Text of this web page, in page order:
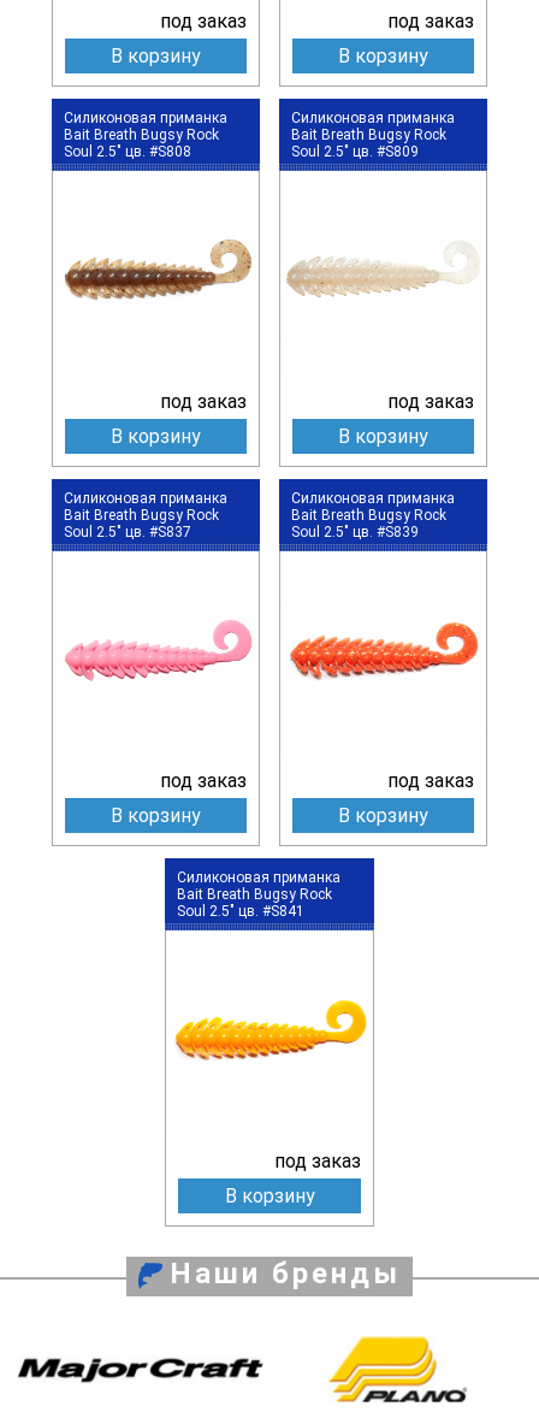
под заказ
В корзину
под заказ
В корзину
Силиконовая приманка
Bait Breath Bugsy Rock
Soul 2.5" цв. #S808
под заказ
В корзину
Силиконовая приманка
Bait Breath Bugsy Rock
Soul 2.5" цв. #S809
под заказ
В корзину
Силиконовая приманка
Bait Breath Bugsy Rock
Soul 2.5" цв. #S837
под заказ
В корзину
Силиконовая приманка
Bait Breath Bugsy Rock
Soul 2.5" цв. #S839
под заказ
В корзину
Силиконовая приманка
Bait Breath Bugsy Rock
Soul 2.5" цв. #S841
под заказ
В корзину
Наши бренды